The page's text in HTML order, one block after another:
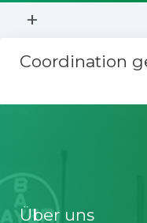
Menü
+
Mitmachen
Kontakt
Impressum
Coordination
Stichwort BAYER
Über uns